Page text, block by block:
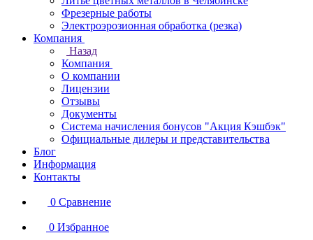
Фрезерные работы
Электроэрозионная обработка (резка)
Компания
Назад
Компания
О компании
Лицензии
Отзывы
Документы
Система начисления бонусов "Акция Кэшбэк"
Официальные дилеры и представительства
Блог
Информация
Контакты
0 Сравнение
0 Избранное